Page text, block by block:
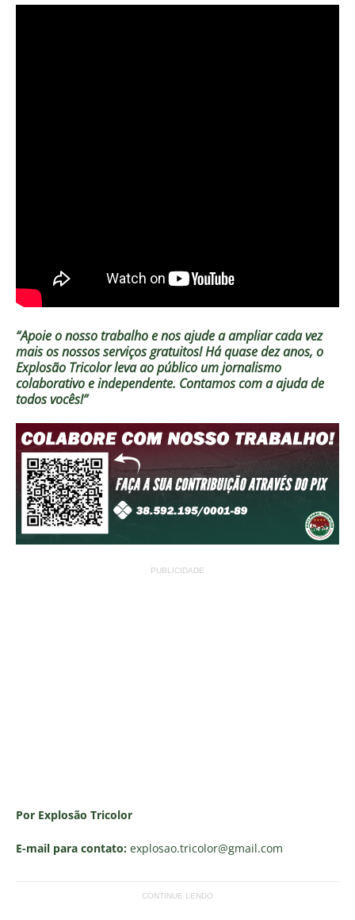
“Apoie o nosso trabalho e nos ajude a ampliar cada vez
mais os nossos serviços gratuitos!Há quase dez anos, o
Explosão Tricolor leva ao público um jornalismo
colaborativo e independente. Contamos com a ajuda de
todos vocês!”
PUBLICIDADE
Por Explosão Tricolor
E-mail para contato: explosao.tricolor@gmail.com
CONTINUE LENDO